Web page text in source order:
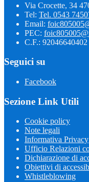
Via Crocette, 34
Tel: Tel. 0543
Email:
PEC:
C.F.: 92046640402
Seguici su
Facebook
Sezione Link Utili
Cookie policy
Note legali
Informativa Privacy
Ufficio Relazioni
Dichiarazione di
Obiettivi di
Whistleblowing